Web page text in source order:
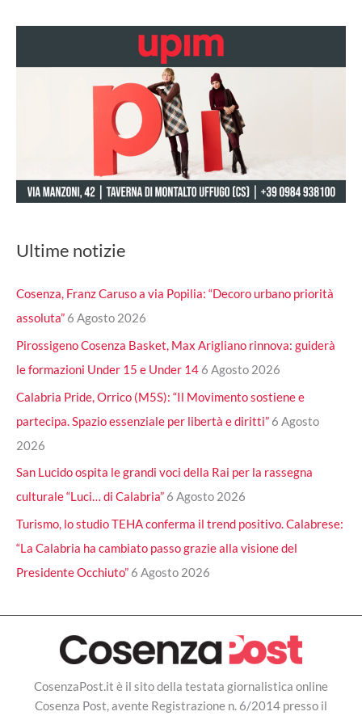
Ultime notizie
Cosenza, Franz Caruso a via Popilia: “Decoro urbano priorità
assoluta” 6 Agosto 2026
Pirossigeno Cosenza Basket, Max Arigliano rinnova: guiderà
le formazioni Under 15 e Under 14 6 Agosto 2026
Calabria Pride, Orrico (M5S): “Il Movimento sostiene e
partecipa. Spazio essenziale per libertà e diritti” 6 Agosto
2026
San Lucido ospita le grandi voci della Rai per la rassegna
culturale “Luci… di Calabria” 6 Agosto 2026
Turismo, lo studio TEHA conferma il trend positivo. Calabrese:
“La Calabria ha cambiato passo grazie alla visione del
Presidente Occhiuto” 6 Agosto 2026
CosenzaPost.it è il sito della testata giornalistica online
Cosenza Post, avente Registrazione n. 6/2014 presso il